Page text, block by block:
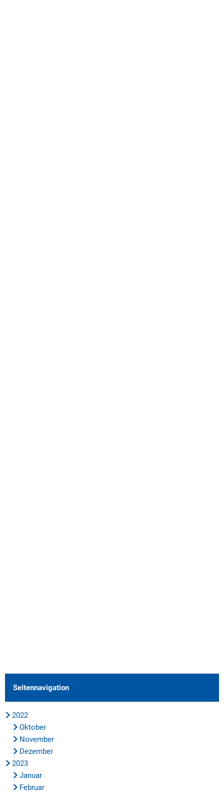
Seitennavigation
2022
Oktober
November
Dezember
2023
Januar
Februar